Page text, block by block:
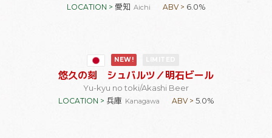
LOCATION > 愛知 Aichi ABV > 6.0%
NEW!
悠久の刻 シュバルツ／明石ビール
Yu-kyu no toki/Akashi Beer
LOCATION > 兵庫 Kanagawa ABV > 5.0%